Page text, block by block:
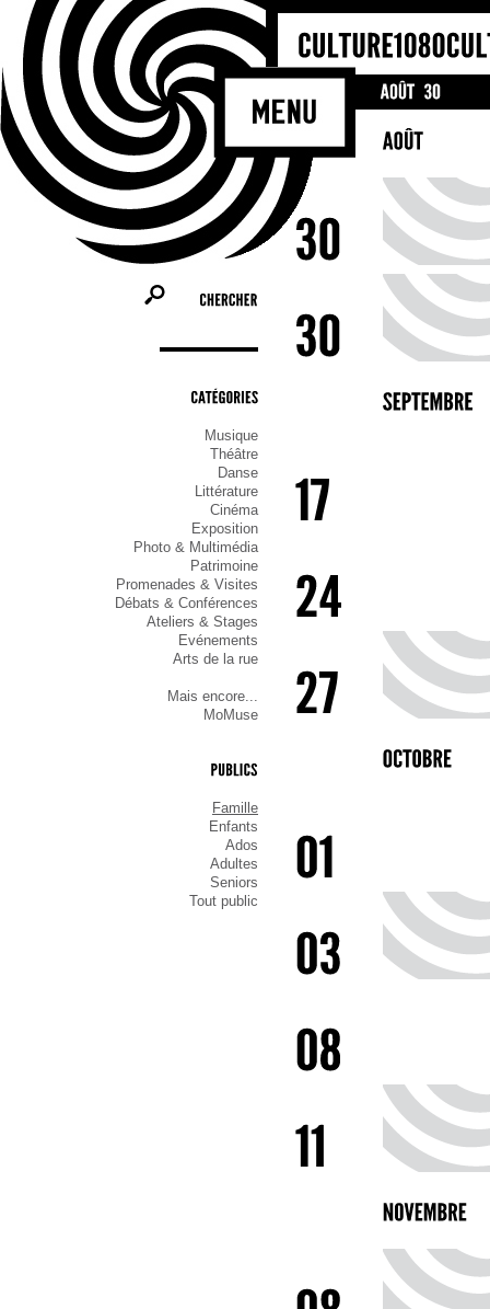
Bienvenue sur le site culturel de la
Molenbeek-Saint-Jean ! Il cherche à
les activités et les acteurs culturels
commune, tel un portail de
ceux qui cherchent une information
qu’ils soient habitants, association
Musique
Théâtre
Danse
Littérature
Cinéma
Exposition
Photo & Multimédia
Patrimoine
Promenades & Visites
Débats & Conférences
Ateliers & Stages
Evénements
Arts de la rue
Mais encore...
MoMuse
Famille
Enfants
Ados
Adultes
Seniors
Tout public